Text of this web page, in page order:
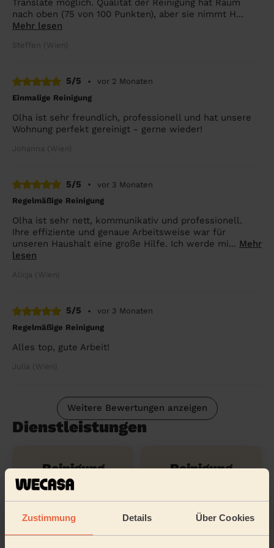
Zustimmung Details Über Cookies
Translate möglich. Qualität der Reinigung hat Raum
nach oben (75 von 100 Punkten), aber sie nimmt H...
Mehr lesen
Steffen (Wien)
5/5 •
vor 2 Monaten
Einmalige Reinigung
Olha ist sehr freundlich, professionell und hat unsere
Wohnung perfekt gereinigt - gerne wieder!
Johanna (Wien)
5/5 •
vor 3 Monaten
Regelmäßige Reinigung
Olha ist sehr nett, kommunikativ und professionell.
Ihre effiziente und genaue Arbeitsweise war für
unseren Haushalt eine große Hilfe. Ich werde mi... Mehr
lesen
Alicja (Wien)
5/5 •
vor 3 Monaten
Regelmäßige Reinigung
Alles top, gute Arbeit!
Julia (Wien)
Weitere Bewertungen anzeigen
Dienstleistungen
Reinigung
regelmäßig
Reinigung
Reinigung
Reinigung der